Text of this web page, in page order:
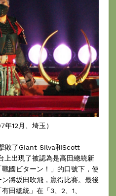
12月、埼玉）
敗了Giant Silva和Scott
上出現了被認為是高田總統新
國ビターン！」的口號下，使
將坂田吹飛，贏得比賽。最後
田總統」在「3、2、1、